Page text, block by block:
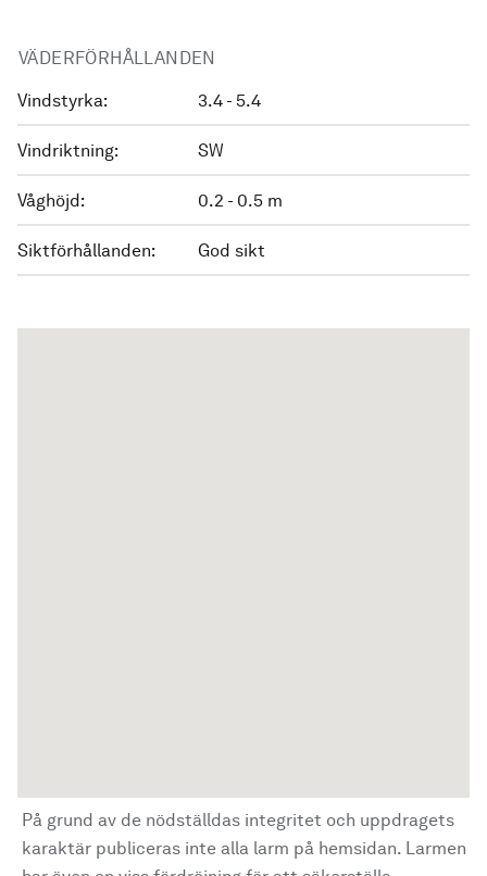
VÄDERFÖRHÅLLANDEN
Vindstyrka: 3.4 - 5.4
Vindriktning: SW
Våghöjd: 0.2 - 0.5 m
Siktförhållanden: God sikt
På grund av de nödställdas integritet och uppdragets
karaktär publiceras inte alla larm på hemsidan. Larmen